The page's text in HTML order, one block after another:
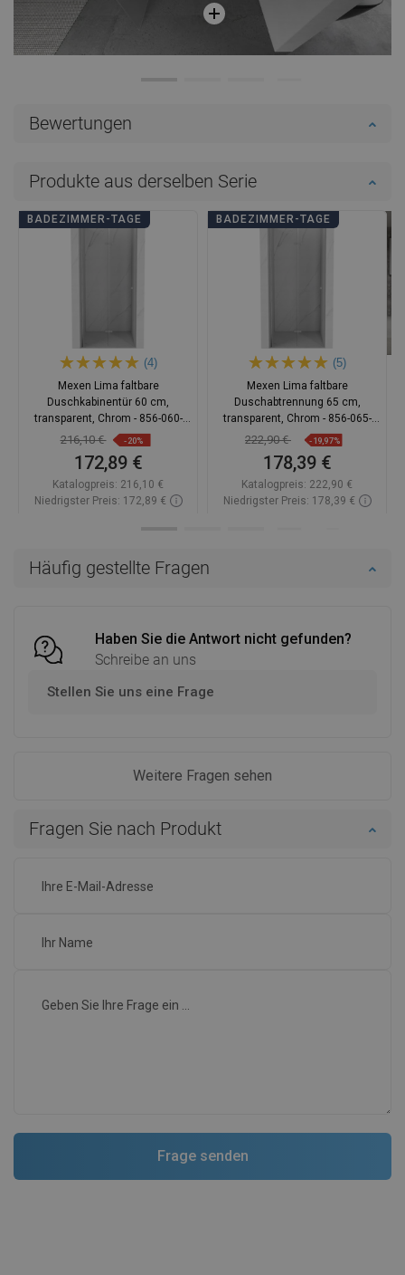
Häufig gestellte Fragen
Haben Sie die Antwort nicht gefunden?
Schreibe an uns
Stellen Sie uns eine Frage
Weitere Fragen sehen
Bewertungen
Fragen Sie nach Produkt
Produkte aus derselben Serie
BADEZIMMER-TAGE
(4)
Mexen Lima faltbare
Duschkabinentür 60 cm,
transparent, Chrom - 856-060-
000-01-00
216,10 € -20%
172,89 €
Katalogpreis: 216,10 €
Niedrigster Preis: 172,89 €
BADEZIMMER-TAGE
(5)
Mexen Lima faltbare
Duschabtrennung 65 cm,
transparent, Chrom - 856-065-
000-01-00
222,90 € -19,97%
178,39 €
Katalogpreis: 222,90 €
Niedrigster Preis: 178,39 €